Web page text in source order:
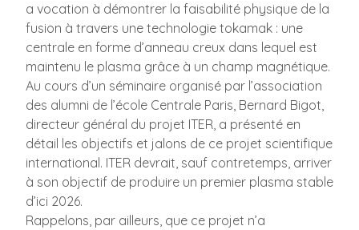
a vocation à démontrer la faisabilité physique de la
fusion à travers une technologie tokamak : une
centrale en forme d’anneau creux dans lequel est
maintenu le plasma grâce à un champ magnétique.
Au cours d’un séminaire organisé par l’association
des alumni de l’école Centrale Paris, Bernard Bigot,
directeur général du projet ITER, a présenté en
détail les objectifs et jalons de ce projet scientifique
international. ITER devrait, sauf contretemps, arriver
à son objectif de produire un premier plasma stable
d’ici 2026.
Rappelons, par ailleurs, que ce projet n’a